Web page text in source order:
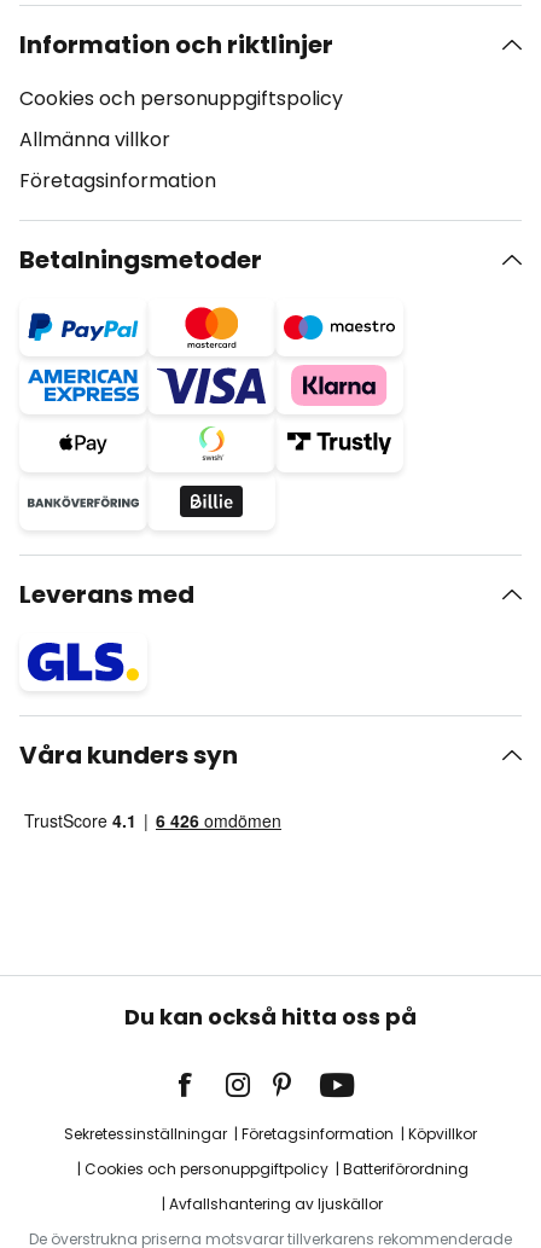
Information och riktlinjer
Cookies och personuppgiftspolicy
Allmänna villkor
Företagsinformation
Betalningsmetoder
Leverans med
Våra kunders syn
Du kan också hitta oss på
Sekretessinställningar Företagsinformation
Köpvillkor
Cookies och personuppgiftpolicy
Batteriförordning
Avfallshantering av ljuskällor
De överstrukna priserna motsvarar tillverkarens rekommenderade